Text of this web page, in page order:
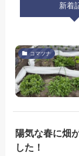
新着
コマツナ
陽気な春に畑
した！